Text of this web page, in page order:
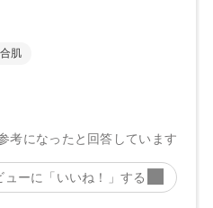
日での発送となります。
～２週間かかる場合がござい
の理由により、写真と異なる場
の理由により、成分・処方が記